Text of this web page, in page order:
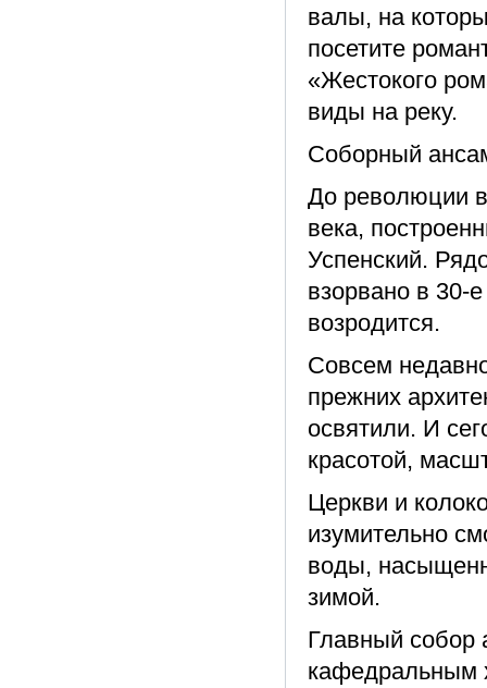
валы, на
посетите
«Жестокого
виды на реку.
Соборный
До революции
века,
Успенский.
взорвано в 30-
возродится.
Совсем
прежних
освятили. И
красотой,
Церкви и
изумительно
воды,
зимой.
Главный собор
кафедральным